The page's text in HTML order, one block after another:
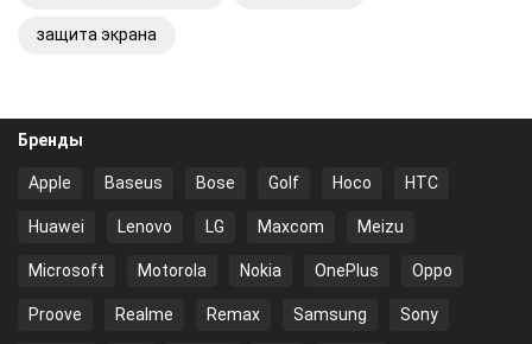
защита экрана
Бренды
Apple Baseus Bose Golf Hoco HTC
Huawei Lenovo LG Maxcom Meizu
Microsoft Motorola Nokia OnePlus Oppo
Proove Realme Remax Samsung Sony